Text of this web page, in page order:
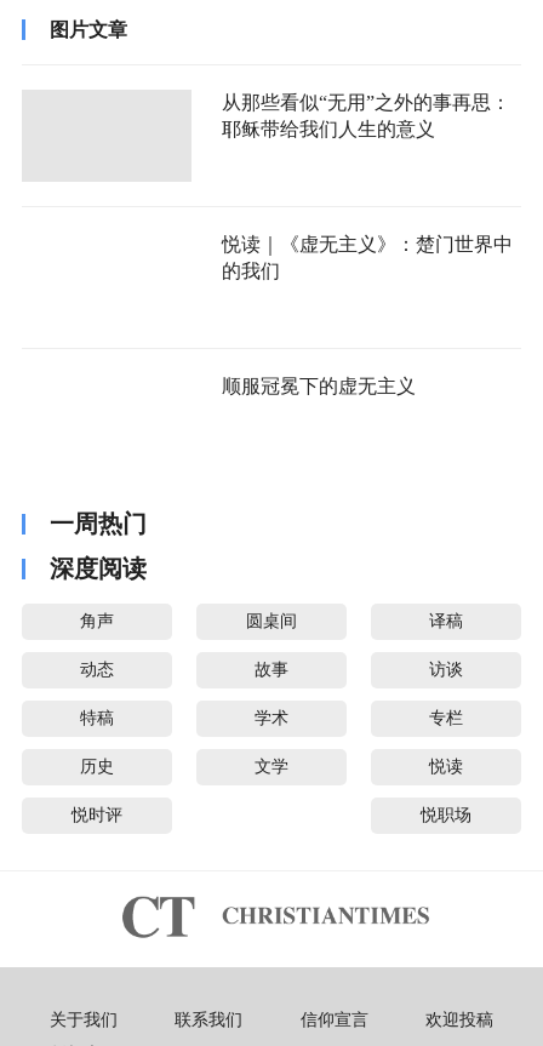
图片文章
从那些看似“无用”之外的事再思：
耶稣带给我们人生的意义
悦读｜《虚无主义》：楚门世界中
的我们
顺服冠冕下的虚无主义
一周热门
深度阅读
角声 圆桌间 译稿
动态 故事 访谈
特稿 学术 专栏
历史 文学 悦读
悦时评 悦职场
关于我们 联系我们 信仰宣言
欢迎投稿